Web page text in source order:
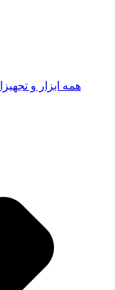
همه ابزار و